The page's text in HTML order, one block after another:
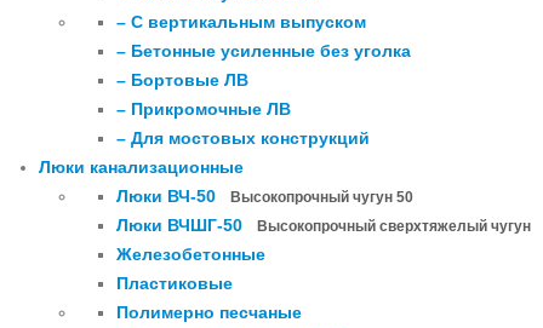
– С вертикальным выпуском
– Бетонные усиленные без уголка
– Бортовые ЛВ
– Прикромочные ЛВ
– Для мостовых конструкций
Люки канализационные
Люки ВЧ-50
Высокопрочный чугун 50
Люки ВЧШГ-50 Высокопрочный сверхтяжелый чугун
Железобетонные
Пластиковые
Полимерно песчаные